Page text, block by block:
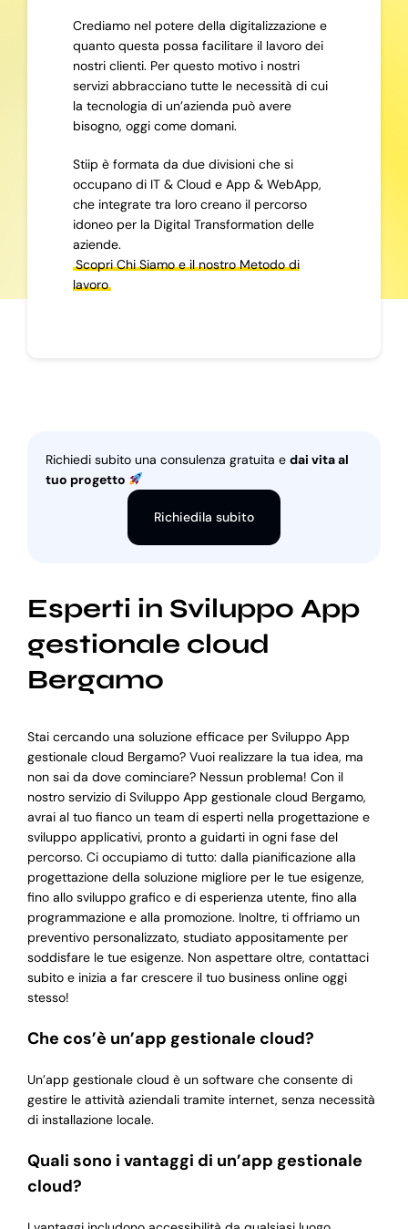
Crediamo nel potere della digitalizzazione e
quanto questa possa facilitare il lavoro dei
nostri clienti. Per questo motivo i nostri
servizi abbracciano tutte le necessità di cui
la tecnologia di un’azienda può avere
bisogno, oggi come domani.
Stiip è formata da due divisioni che si
occupano di IT & Cloud e App & WebApp,
che integrate tra loro creano il percorso
idoneo per la Digital Transformation delle
aziende.
Scopri Chi Siamo e il nostro Metodo di
lavoro
Richiedi subito una consulenza gratuita e dai vita al
tuo progetto
Richiedila subito
Esperti in Sviluppo App
gestionale cloud
Bergamo
Stai cercando una soluzione efficace per Sviluppo App
gestionale cloud Bergamo? Vuoi realizzare la tua idea, ma
non sai da dove cominciare? Nessun problema! Con il
nostro servizio di Sviluppo App gestionale cloud Bergamo,
avrai al tuo fianco un team di esperti nella progettazione e
sviluppo applicativi, pronto a guidarti in ogni fase del
percorso. Ci occupiamo di tutto: dalla pianificazione alla
progettazione della soluzione migliore per le tue esigenze,
fino allo sviluppo grafico e di esperienza utente, fino alla
programmazione e alla promozione. Inoltre, ti offriamo un
preventivo personalizzato, studiato appositamente per
soddisfare le tue esigenze. Non aspettare oltre, contattaci
subito e inizia a far crescere il tuo business online oggi
stesso!
Che cos’è un’app gestionale cloud?
Un’app gestionale cloud è un software che consente di
gestire le attività aziendali tramite internet, senza necessità
di installazione locale.
Quali sono i vantaggi di un’app gestionale
cloud?